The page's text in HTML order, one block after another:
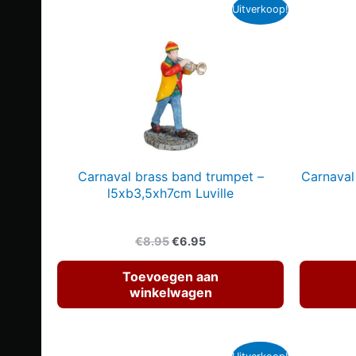
Uitverkoop!
Carnaval brass band trumpet –
l5xb3,5xh7cm Luville
€8.95Oorspronkelijke
€8.95.
€6.95Huidige
€6.95.
Toevoegen aan
winkelwagen